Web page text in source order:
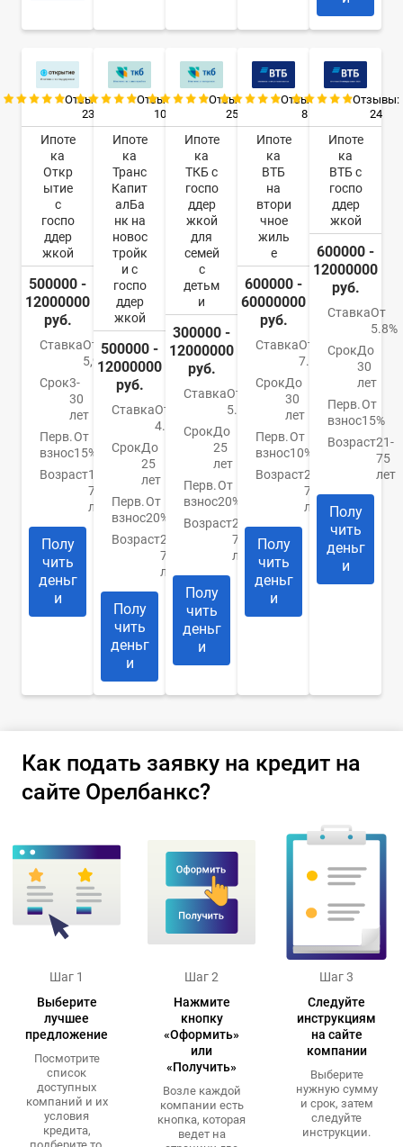
Отзывы:
23
Ипоте
ка
Откр
ытие
с
госпо
ддер
жкой
500000 -
12000000
руб.
СтавкаОт
5,99%
Срок3-
30
лет
Перв.
взнос
От
15%
Возраст18-
70
лет
Полу
чить
деньг
и
Отзывы:
10
Ипоте
ка
Транс
Капит
алБа
нк на
новос
тройк
и с
госпо
ддер
жкой
500000 -
12000000
руб.
СтавкаОт
4.84%
СрокДо
25
лет
Перв.
взнос
От
20%
Возраст20-
75
лет
Полу
чить
деньг
и
Отзывы:
25
Ипоте
ка
ТКБ с
госпо
ддер
жкой
для
семей
с
детьм
и
300000 -
12000000
руб.
СтавкаОт
5.9%
СрокДо
25
лет
Перв.
взнос
От
20%
Возраст20-
75
лет
Полу
чить
деньг
и
Отзывы:
8
Ипоте
ка
ВТБ
на
втори
чное
жиль
е
600000 -
60000000
руб.
СтавкаОт
7.4%
СрокДо
30
лет
Перв.
взнос
От
10%
Возраст21-
75
лет
Полу
чить
деньг
и
Отзывы:
24
Ипоте
ка
ВТБ с
госпо
ддер
жкой
600000 -
12000000
руб.
СтавкаОт
5.8%
СрокДо
30
лет
Перв.
взнос
От
15%
Возраст21-
75
лет
Полу
чить
деньг
и
Как подать заявку на кредит на
сайте Орелбанкс?
Шаг 1
Выберите
лучшее
предложение
Посмотрите
список
доступных
компаний и их
условия
кредита,
Шаг 2
Нажмите
кнопку
«Оформить»
или
«Получить»
Возле каждой
компании есть
кнопка, которая
ведет на
Шаг 3
Следуйте
инструкциям
на сайте
компании
Выберите
нужную сумму
и срок, затем
следуйте
инструкции.